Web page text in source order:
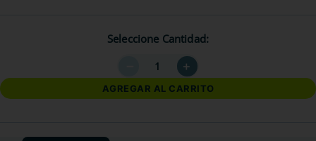
Seleccione Cantidad
＋
AGREGAR AL CARRITO